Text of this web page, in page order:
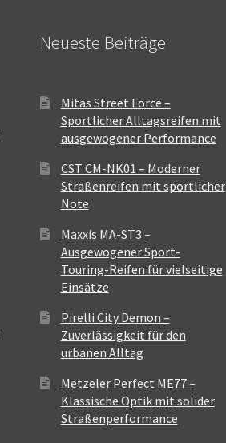
Neueste Beiträge
Mitas Street Force –
Sportlicher Alltagsreifen mit
ausgewogener Performance
CST CM-NK01 – Moderner
Straßenreifen mit sportlicher
Note
Maxxis MA-ST3 –
Ausgewogener Sport-
Touring-Reifen für vielseitige
Einsätze
Pirelli City Demon –
Zuverlässigkeit für den
urbanen Alltag
Metzeler Perfect ME77 –
Klassische Optik mit solider
Straßenperformance